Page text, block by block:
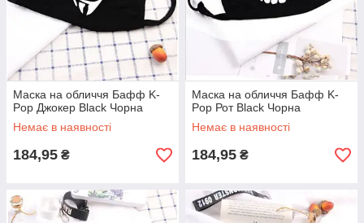
Маска на обличчя Бафф K-
Pop Джокер Black Чорна
Немає в наявності
184,95 ₴
Маска на обличчя Бафф K-
Pop Рот Black Чорна
Немає в наявності
184,95 ₴